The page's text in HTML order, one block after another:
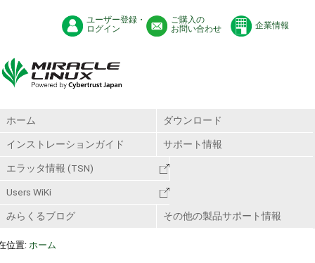
ユーザー登録・
ログイン
ご購入の
お問い合わせ
企業情報
ホーム ダウンロード
インストレーションガイド サポート情報
エラッタ情報 (TSN)
Users WiKi
みらくるブログ その他の製品サポート情報
位置: ホーム